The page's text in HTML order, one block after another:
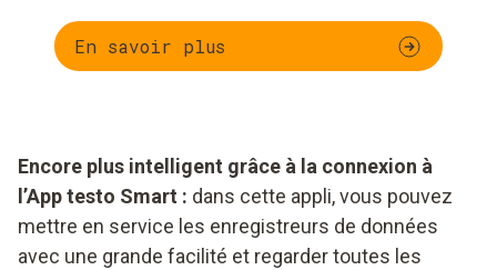
En savoir plus
Encore plus intelligent grâce à la connexion à
l’App testo Smart : dans cette appli, vous pouvez
mettre en service les enregistreurs de données
avec une grande facilité et regarder toutes les